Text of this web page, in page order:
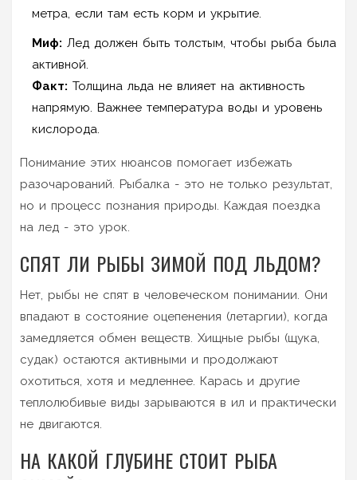
метра, если там есть корм и укрытие.
Миф: Лед должен быть толстым, чтобы рыба была
активной.
Факт: Толщина льда не влияет на активность
напрямую. Важнее температура воды и уровень
кислорода.
Понимание этих нюансов помогает избежать
разочарований. Рыбалка - это не только результат,
но и процесс познания природы. Каждая поездка
на лед - это урок.
СПЯТ ЛИ РЫБЫ ЗИМОЙ ПОД ЛЬДОМ?
Нет, рыбы не спят в человеческом понимании. Они
впадают в состояние оцепенения (летаргии), когда
замедляется обмен веществ. Хищные рыбы (щука,
судак) остаются активными и продолжают
охотиться, хотя и медленнее. Карась и другие
теплолюбивые виды зарываются в ил и практически
не двигаются.
НА КАКОЙ ГЛУБИНЕ СТОИТ РЫБА